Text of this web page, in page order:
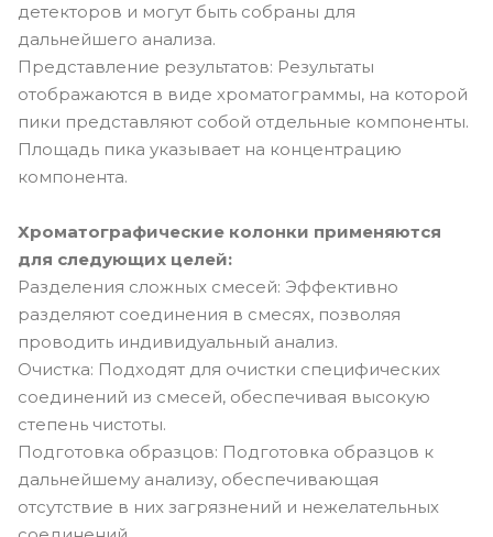
детекторов и могут быть собраны для
дальнейшего анализа.
Представление результатов: Результаты
отображаются в виде хроматограммы, на которой
пики представляют собой отдельные компоненты.
Площадь пика указывает на концентрацию
компонента.
Хроматографические колонки применяются
для следующих целей:
Разделения сложных смесей: Эффективно
разделяют соединения в смесях, позволяя
проводить индивидуальный анализ.
Очистка: Подходят для очистки специфических
соединений из смесей, обеспечивая высокую
степень чистоты.
Подготовка образцов: Подготовка образцов к
дальнейшему анализу, обеспечивающая
отсутствие в них загрязнений и нежелательных